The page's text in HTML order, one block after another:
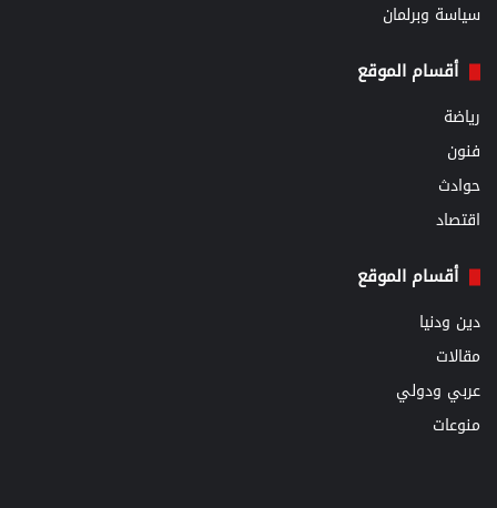
سياسة وبرلمان
أقسام الموقع
رياضة
فنون
حوادث
اقتصاد
أقسام الموقع
دين ودنيا
مقالات
عربي ودولي
منوعات